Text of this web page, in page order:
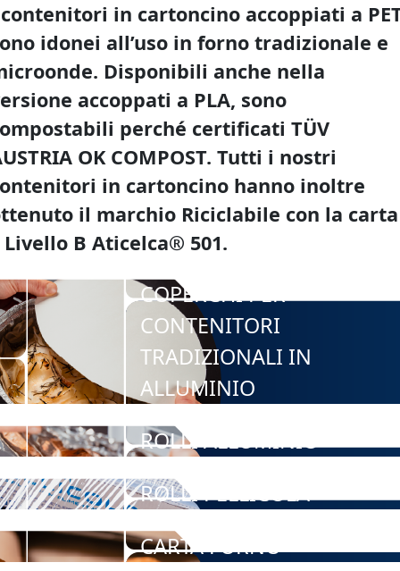
in cartoncino accoppiati a
idonei all’uso in forno tradizionale e
Disponibili anche nella
accoppati a PLA, sono
perché certificati TÜV
OK COMPOST. Tutti i nostri
in cartoncino hanno inoltre
il marchio Riciclabile con la carta
Livello B Aticelca® 501.
COPERCHI PER
CONTENITORI
TRADIZIONALI IN
ALLUMINIO
ROLLI ALLUMINIO
ROLLI PELLICOLA
CARTA FORNO